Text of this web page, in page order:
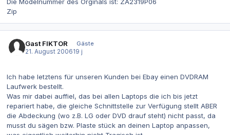
Zip
Gast FIKTOR
Gäste
21. August 200619 j
Ich habe letztens für unseren Kunden bei Ebay einen DVDRAM
Laufwerk bestellt.
Was mir dabei auffiel, das bei allen Laptops die ich bis jetzt
repariert habe, die gleiche Schnittstelle zur Verfügung stellt ABER
die Abdeckung (wo z.B. LG oder DVD drauf steht) nicht passt, da
musst du sägen bzw. Plaste stück an deinen Laptop anpassen,